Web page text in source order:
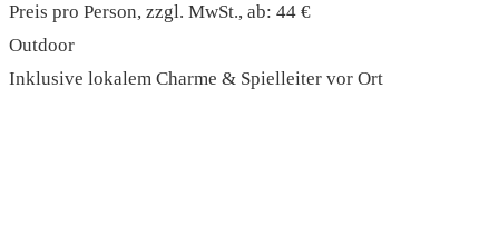
Preis pro Person, zzgl. MwSt., ab: 44 €
Outdoor
Inklusive lokalem Charme & Spielleiter vor Ort